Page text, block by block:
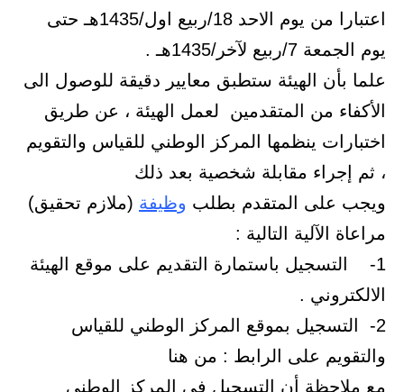
اعتبارا من يوم الاحد 18/ربيع اول/1435هـ حتى
يوم الجمعة 7/ربيع لآخر/1435هـ .
علما بأن الهيئة ستطبق معايير دقيقة للوصول الى
الأكفاء من المتقدمين لعمل الهيئة ، عن طريق
اختبارات ينظمها المركز الوطني للقياس والتقويم
، ثم إجراء مقابلة شخصية بعد ذلك
ويجب على المتقدم بطلب وظيفة (ملازم تحقيق)
مراعاة الآلية التالية :
1- التسجيل باستمارة التقديم على موقع الهيئة
الالكتروني .
2- التسجيل بموقع المركز الوطني للقياس
والتقويم على الرابط : من هنا
مع ملاحظة أن التسجيل في المركز الوطني